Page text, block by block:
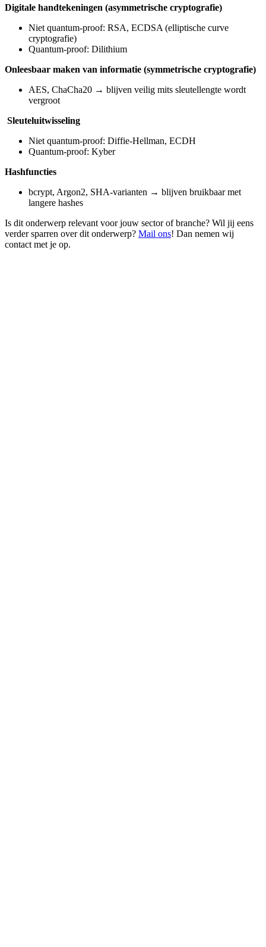
Digitale handtekeningen (asymmetrische cryptografie)
Niet quantum-proof: RSA, ECDSA (elliptische curve
cryptografie)
Quantum-proof: Dilithium
Onleesbaar maken van informatie (symmetrische cryptografie)
AES, ChaCha20 → blijven veilig mits sleutellengte wordt
vergroot
Sleuteluitwisseling
Niet quantum-proof: Diffie-Hellman, ECDH
Quantum-proof: Kyber
Hashfuncties
bcrypt, Argon2, SHA-varianten → blijven bruikbaar met
langere hashes
Is dit onderwerp relevant voor jouw sector of branche? Wil jij eens
verder sparren over dit onderwerp? Mail ons! Dan nemen wij
contact met je op.